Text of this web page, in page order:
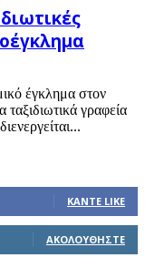
έγκλημα στον
γραφεία
ΚΆΝΤΕ LIKE
ΑΚΟΛΟΥΘΉΣΤΕ